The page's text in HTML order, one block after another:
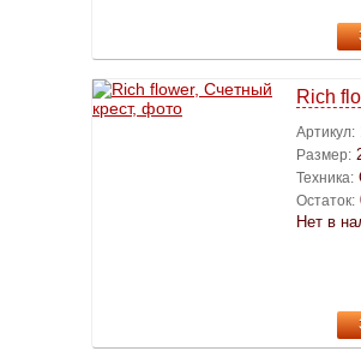
Rich
Артикул:
Размер:
Техника:
Остаток:
Нет в